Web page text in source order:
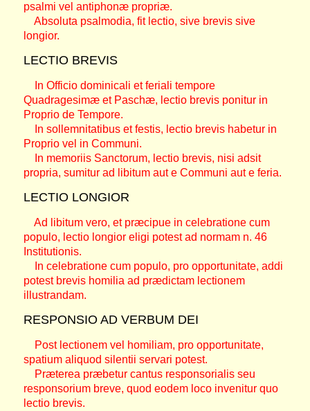
psalmi vel antiphonæ propriæ.
Absoluta psalmodia, fit lectio, sive brevis sive
longior.
LECTIO BREVIS
In Officio dominicali et feriali tempore
Quadragesimæ et Paschæ, lectio brevis ponitur in
Proprio de Tempore.
In sollemnitatibus et festis, lectio brevis habetur in
Proprio vel in Communi.
In memoriis Sanctorum, lectio brevis, nisi adsit
propria, sumitur ad libitum aut e Communi aut e feria.
LECTIO LONGIOR
Ad libitum vero, et præcipue in celebratione cum
populo, lectio longior eligi potest ad normam n. 46
Institutionis.
In celebratione cum populo, pro opportunitate, addi
potest brevis homilia ad prædictam lectionem
illustrandam.
RESPONSIO AD VERBUM DEI
Post lectionem vel homiliam, pro opportunitate,
spatium aliquod silentii servari potest.
Præterea præbetur cantus responsorialis seu
responsorium breve, quod eodem loco invenitur quo
lectio brevis.